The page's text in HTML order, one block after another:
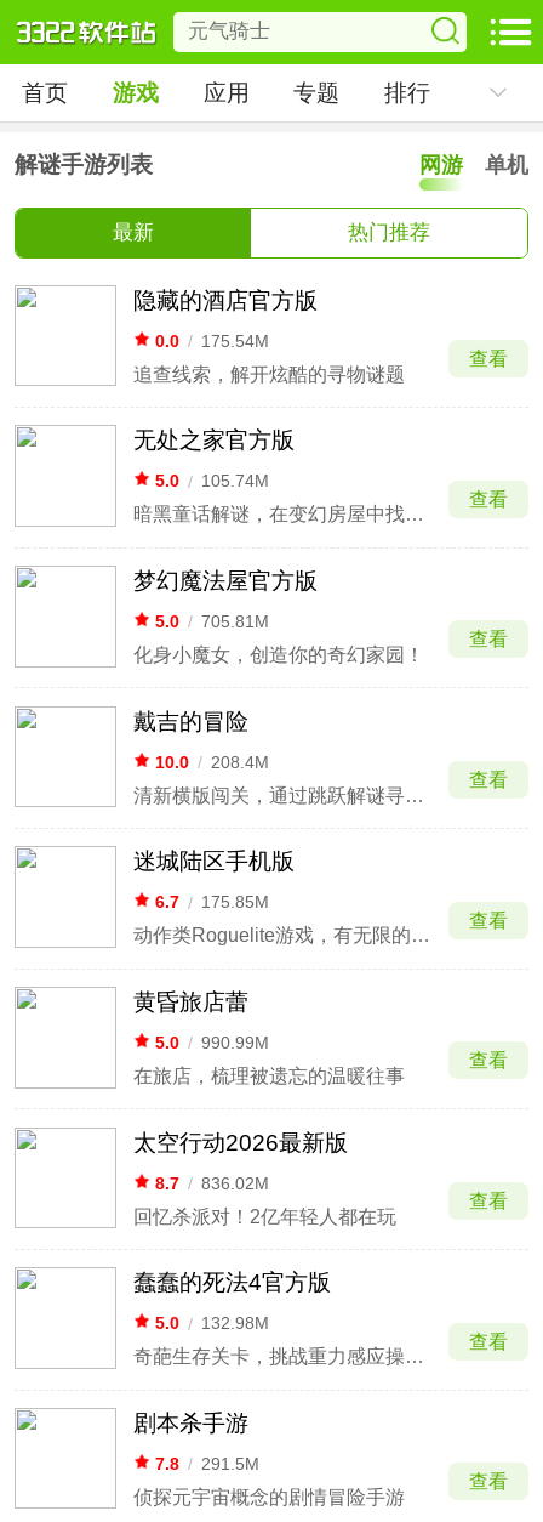
首页 游戏 应用 专题 排行
解谜手游列表 网游 单机
最新 热门推荐
隐藏的酒店官方版
0.0 / 175.54M
追查线索，解开炫酷的寻物谜题
查看
无处之家官方版
5.0 / 105.74M
暗黑童话解谜，在变幻房屋中找寻出口。
查看
梦幻魔法屋官方版
5.0 / 705.81M
化身小魔女，创造你的奇幻家园！
查看
戴吉的冒险
10.0 / 208.4M
清新横版闯关，通过跳跃解谜寻找出口。
查看
迷城陆区手机版
6.7 / 175.85M
动作类Roguelite游戏，有无限的选择和自由
查看
黄昏旅店蕾
5.0 / 990.99M
在旅店，梳理被遗忘的温暖往事
查看
太空行动2026最新版
8.7 / 836.02M
回忆杀派对！2亿年轻人都在玩
查看
蠢蠢的死法4官方版
5.0 / 132.98M
奇葩生存关卡，挑战重力感应操作极限。
查看
剧本杀手游
7.8 / 291.5M
侦探元宇宙概念的剧情冒险手游
查看